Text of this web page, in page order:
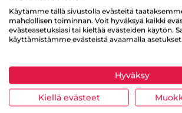
Tulosta sivu Jaa tuote
Käytämme tällä sivustolla evästeitä
mahdollisen toiminnan. Voit hyväksyä kaikki
evästeasetuksiasi tai kieltää evästeiden käytön.
käyttämistämme evästeistä avaamalla asetukset.
Hyväksy
Kiellä evästeet